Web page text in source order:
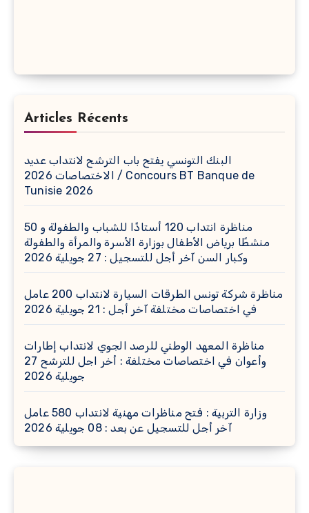
Articles Récents
البنك التونسي يفتح باب الترشح لانتداب عديد
الاختصاصات 2026 / Concours BT Banque de
Tunisie 2026
مناظرة انتداب 120 أستاذًا للشباب والطفولة و 50
منشطًا برياض الأطفال بوزارة الأسرة والمرأة والطفولة
وكبار السن آخر أجل للتسجيل : 27 جويلية 2026
مناظرة شركة تونس الطرقات السيارة لانتداب 200 عامل
في اختصاصات مختلفة آخر أجل : 21 جويلية 2026
مناظرة المعهد الوطني للرصد الجوي لانتداب إطارات
وأعوان في اختصاصات مختلفة : أخر اجل للترشح 27
جويلية 2026
وزارة التربية : فتح مناظرات مهنية لانتداب 580 عامل
آخر أجل للتسجيل عن بعد : 08 جويلية 2026